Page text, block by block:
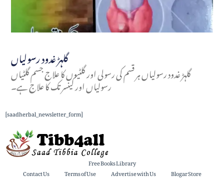
گلہڑ غدود رسولیاں
گلہڑ غدود رسولیاں ہر قسم کی رسولی اور گلٹیوں کا علاج جسم گلٹیاں
رسولیاں اور کینسر تک کا علاج ہے۔
[saadherbal_newsletter_form]
Free Books Library
Contact Us Terms of Use Advertise with Us Blogar Store